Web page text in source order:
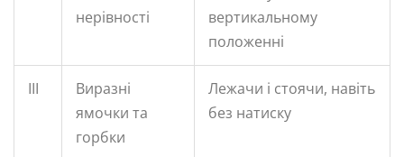
нерівності
вертикальному
положенні
III
Виразні
ямочки та
горбки
Лежачи і стоячи, навіть
без натиску